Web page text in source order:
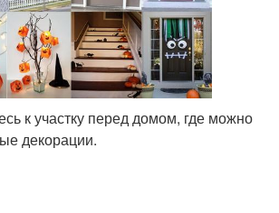
к участку перед домом, где можно
декорации.